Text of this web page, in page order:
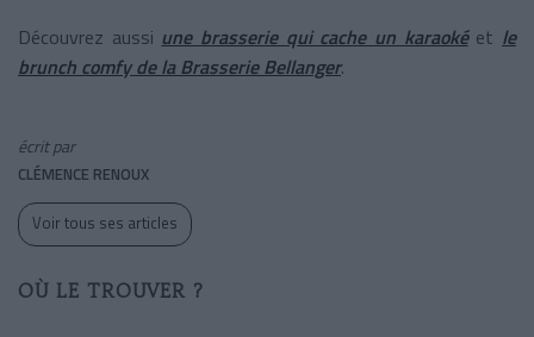
Découvrez aussi une brasserie qui cache un karaokéet le
brunch comfy de la Brasserie Bellanger.
écrit par
CLÉMENCE RENOUX
Voir tous ses articles
OÙ LE TROUVER ?